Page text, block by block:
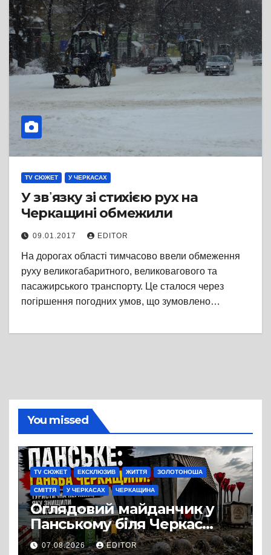
TV СЮЖЕТ У ЧЕРКАСАХ
У зв᾽язку зі стихією рух на
Черкащині обмежили
09.01.2017 EDITOR
На дорогах області тимчасово ввели обмеження
руху великогабаритного, великовагового та
пасажирського транспорту. Це сталося через
погіршення погодних умов, що зумовлено…
You missed
TV СЮЖЕТ ЕКСКЛЮЗИВ ЖИТТЯ ЗОЛОТОНОША
СМІТТЯ У ЧЕРКАСАХ ЧЕРКАЩИНА
Оглядовий майданчик у
Панському біля Черкас
перетворився на занедбане
07.08.2026 EDITOR